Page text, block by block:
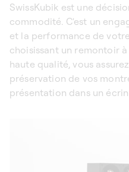
SwissKubik est une
commodité. C'est un
et la performance de
choisissant un remontoir
haute qualité, vous
préservation de vos
présentation dans un